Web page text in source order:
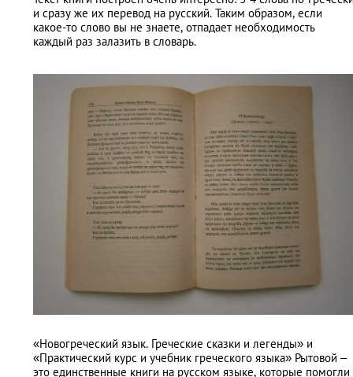
и сразу же их перевод на русский. Таким образом, если
какое-то слово вы не знаете, отпадает необходимость
каждый раз залазить в словарь.
«Новогреческий язык. Греческие сказки и легенды» и
«Практический курс и учебник греческого языка» Рытовой –
это единственные книги на русском языке, которые помогли